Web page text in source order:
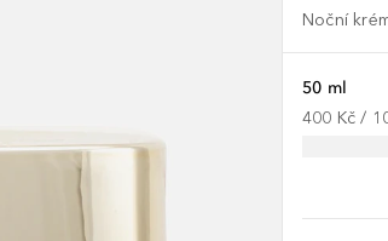
Noční
50 ml
400 Kč /